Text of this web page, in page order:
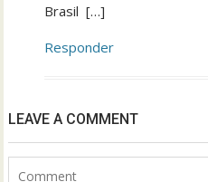
Brasil […]
Responder
LEAVE A COMMENT